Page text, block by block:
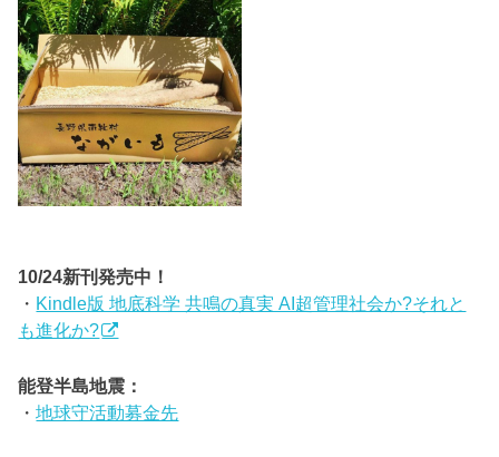
10/24新刊発売中！
・ Kindle版 地底科学 共鳴の真実 AI超管理社会か?それと
も進化か?
能登半島地震：
・地球守活動募金先